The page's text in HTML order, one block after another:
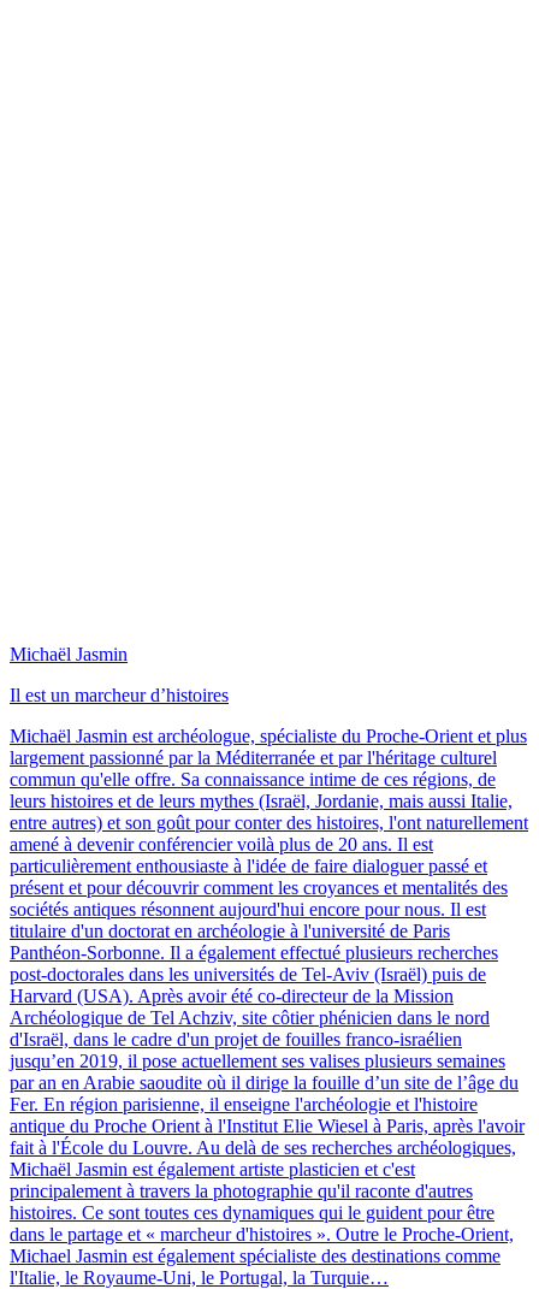
Michaël Jasmin
Il est un marcheur d’histoires
Michaël Jasmin est archéologue, spécialiste du Proche-Orient et plus
largement passionné par la Méditerranée et par l'héritage culturel
commun qu'elle offre. Sa connaissance intime de ces régions, de
leurs histoires et de leurs mythes (Israël, Jordanie, mais aussi Italie,
entre autres) et son goût pour conter des histoires, l'ont naturellement
amené à devenir conférencier voilà plus de 20 ans. Il est
particulièrement enthousiaste à l'idée de faire dialoguer passé et
présent et pour découvrir comment les croyances et mentalités des
sociétés antiques résonnent aujourd'hui encore pour nous. Il est
titulaire d'un doctorat en archéologie à l'université de Paris
Panthéon-Sorbonne. Il a également effectué plusieurs recherches
post-doctorales dans les universités de Tel-Aviv (Israël) puis de
Harvard (USA). Après avoir été co-directeur de la Mission
Archéologique de Tel Achziv, site côtier phénicien dans le nord
d'Israël, dans le cadre d'un projet de fouilles franco-israélien
jusqu’en 2019, il pose actuellement ses valises plusieurs semaines
par an en Arabie saoudite où il dirige la fouille d’un site de l’âge du
Fer. En région parisienne, il enseigne l'archéologie et l'histoire
antique du Proche Orient à l'Institut Elie Wiesel à Paris, après l'avoir
fait à l'École du Louvre. Au delà de ses recherches archéologiques,
Michaël Jasmin est également artiste plasticien et c'est
principalement à travers la photographie qu'il raconte d'autres
histoires. Ce sont toutes ces dynamiques qui le guident pour être
dans le partage et « marcheur d'histoires ». Outre le Proche-Orient,
Michael Jasmin est également spécialiste des destinations comme
l'Italie, le Royaume-Uni, le Portugal, la Turquie…